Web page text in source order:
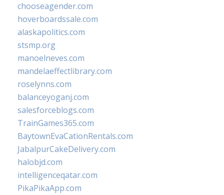
chooseagender.com
hoverboardssale.com
alaskapolitics.com
stsmp.org
manoelneves.com
mandelaeffectlibrary.com
roselynns.com
balanceyoganj.com
salesforceblogs.com
TrainGames365.com
BaytownEvaCationRentals.com
JabalpurCakeDelivery.com
halobjd.com
intelligenceqatar.com
PikaPikaApp.com